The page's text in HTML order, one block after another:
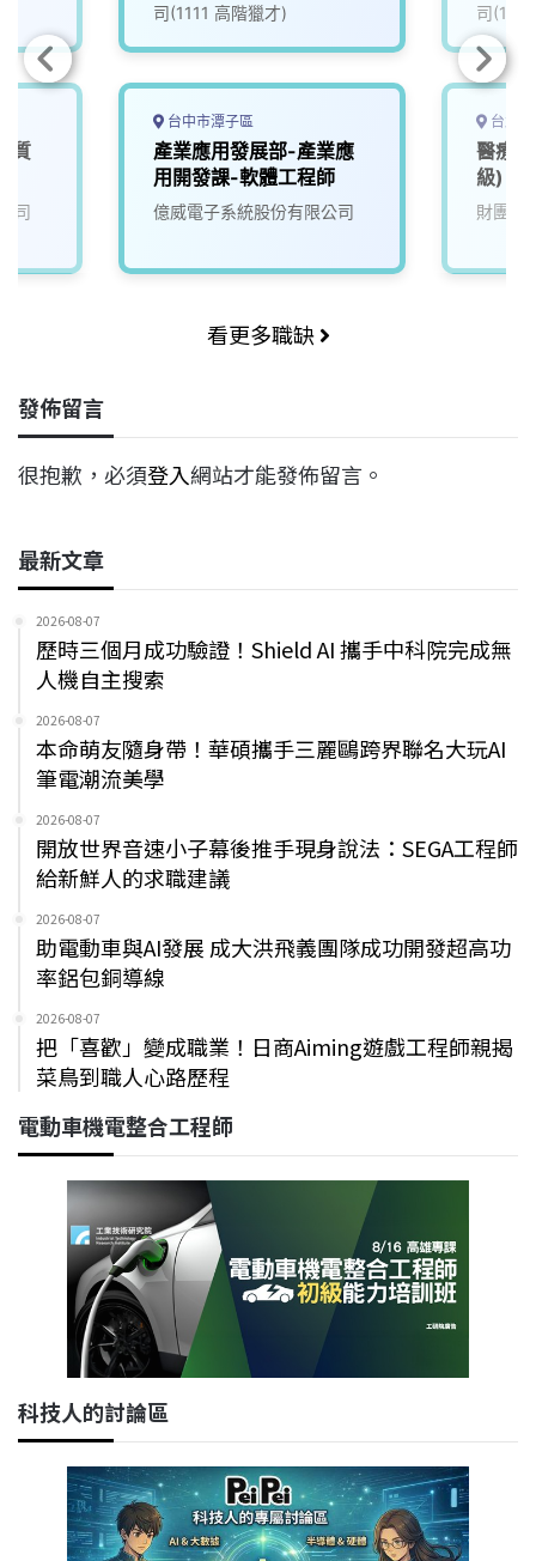
質
司
司(1111 高階獵才)
台中市潭子區
產業應用發展部-產業應
用開發課-軟體工程師
億威電子系統股份有限公司
司
台北
醫療
級)
財團法
看更多職缺
發佈留言
很抱歉，必須登入網站才能發佈留言。
最新文章
2026-08-07
歷時三個月成功驗證！Shield AI 攜手中科院完成無
人機自主搜索
2026-08-07
本命萌友隨身帶！華碩攜手三麗鷗跨界聯名大玩AI
筆電潮流美學
2026-08-07
開放世界音速小子幕後推手現身說法：SEGA工程師
給新鮮人的求職建議
2026-08-07
助電動車與AI發展 成大洪飛義團隊成功開發超高功
率鋁包銅導線
2026-08-07
把「喜歡」變成職業！日商Aiming遊戲工程師親揭
菜鳥到職人心路歷程
電動車機電整合工程師
科技人的討論區